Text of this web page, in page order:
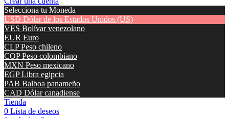
Selecciona tu Moneda
USD Dólar de los Estados Unidos (US)
VES Bolívar venezolano
EUR Euro
CLP Peso chileno
COP Peso colombiano
MXN Peso mexicano
EGP Libra egipcia
PAB Balboa panameño
CAD Dólar canadiense
Tienda
0 Lista de deseos